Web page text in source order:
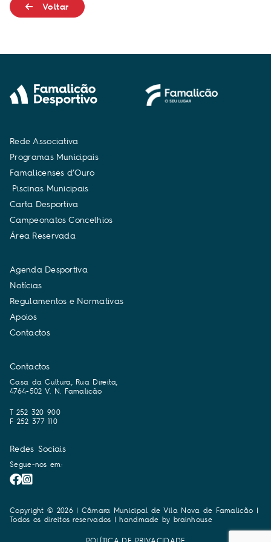
Voltar
Rede Associativa
Programas Municipais
Famalicenses d’Ouro
Piscinas Municipais
Carta Desportiva
Campeonatos Concelhios
Área Reservada
Agenda Desportiva
Notícias
Regulamentos e Normativas
Apoios
Contactos
Contactos
Casa da Cultura, Rua Direita,
4764-502 V. N. Famalicão
T 252 320 900
F 252 377 110
Redes Sociais
Segue-nos em:
Copyright © 2026 | Câmara Municipal de Vila Nova de Famalicão |
Todos os direitos reservados | handmade by brainhouse